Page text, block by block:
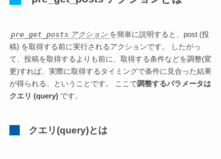
pre_get_posts アクション を簡単に説明すると、post (投
稿) を取得する前に実行されるアクションです。 したがっ
て、投稿を取得するよりも前に、取得する条件などを調整(変
更)すれば、実際に取得するタイミングで条件に見合った結果
が得られる、ということです。 ここで調整するパラメータは
クエリ (query)です。
クエリ(query)とは